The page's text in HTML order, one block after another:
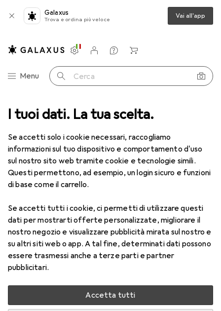
I tuoi dati. La tua scelta.
Se accetti solo i cookie necessari, raccogliamo
informazioni sul tuo dispositivo e comportamento d'uso
sul nostro sito web tramite cookie e tecnologie simili.
Questi permettono, ad esempio, un login sicuro e funzioni
di base come il carrello.
Se accetti tutti i cookie, ci permetti di utilizzare questi
dati per mostrarti offerte personalizzate, migliorare il
nostro negozio e visualizzare pubblicità mirata sul nostro e
su altri siti web o app. A tal fine, determinati dati possono
essere trasmessi anche a terze parti e partner
pubblicitari.
Accetta tutti
Galaxus
Trova e ordina più veloce Vai all'app
Categoria Navigazione
Menu Cerca
Impostazioni
Conto cliente
Liste di confronto
Liste dei desideri
Carrello
Lenti a contatto Air Optix HydraGlyde per l'astigmatismo 6
1 Immagine
Air Optix HydraGlyde per
-3.5, Obiettivo mensile, 6 pz., Torico
Prezzo in EUR IVA incl.
EUR
53,58 EUR
8,93/1pz.
Consegna tra ven, 14/8 e mar, 18/8